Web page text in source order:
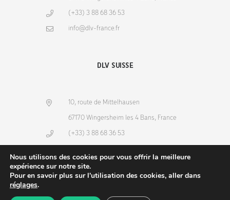
(+33) 3 88 68 36 53
info@dlv-france.fr
DLV SUISSE
10, route de Mittelhausen
67170 Wingersheim les 4 Bans, France
(+33) 3 88 68 36 53
Nous utilisons des cookies pour vous offrir la meilleure
expérience sur notre site.
Pour en savoir plus sur l'utilisation des cookies, aller dans
réglages.